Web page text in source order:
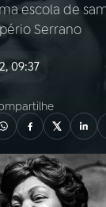
AO VIVO
escola de
Serrano
09:37